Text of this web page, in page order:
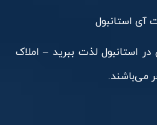
آی استانبول
استانبول لذت ببرید – املاک
می‌باشند.